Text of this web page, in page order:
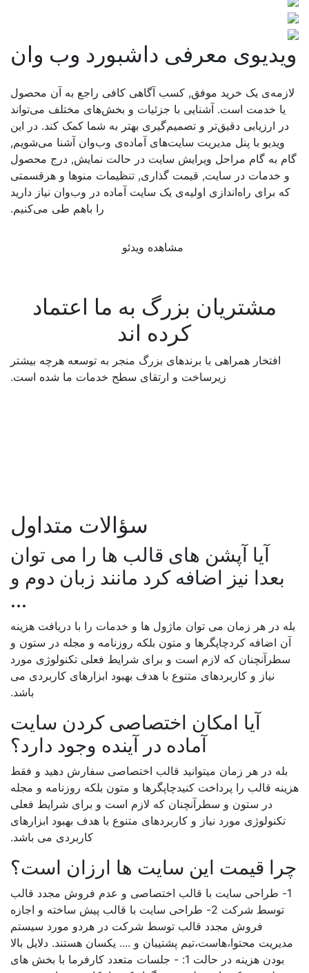
ویدیوی معرفی داشبورد وب وان
لازمه‌ی یک خرید موفق, کسب آگاهی کافی راجع به آن محصول
یا خدمت است. آشنایی با جزئیات و بخش‌های مختلف می‌تواند
در ارزیابی دقیق‌تر و تصمیم‌گیری بهتر به شما کمک کند. در این
ویدیو با پنل مدیریت سایت‌های آماده‌ی وب‌وان آشنا می‌شویم,
گام به گام مراحل ویرایش سایت در حالت نمایش, درج محصول
و خدمات در سایت, قیمت گذاری, تنظیمات منوها و هرقسمتی
که برای راه‌اندازی اولیه‌ی یک سایت آماده در وب‌وان نیاز دارید
را باهم طی می‌کنیم.
مشاهده ویدئو
مشتریان بزرگ به ما اعتماد
کرده اند
افتخار همراهی با برندهای بزرگ منجر به توسعه هرچه بیشتر
زیرساخت و ارتقای سطح خدمات ما شده است.
سؤالات متداول
آیا آپشن های قالب ها را می توان
بعدا نیز اضافه کرد مانند زبان دوم و
...
بله در هر زمان می توان ماژول ها و خدمات را با دریافت هزینه
آن اضافه کردچاپگرها و متون بلکه روزنامه و مجله در ستون و
سطرآنچنان که لازم است و برای شرایط فعلی تکنولوژی مورد
نیاز و کاربردهای متنوع با هدف بهبود ابزارهای کاربردی می
باشد.
آیا امکان اختصاصی کردن سایت
آماده در آینده وجود دارد؟
بله در هر زمان میتوانید قالب اختصاصی سفارش دهید و فقط
هزینه قالب را پرداخت کنیدچاپگرها و متون بلکه روزنامه و مجله
در ستون و سطرآنچنان که لازم است و برای شرایط فعلی
تکنولوژی مورد نیاز و کاربردهای متنوع با هدف بهبود ابزارهای
کاربردی می باشد.
چرا قیمت این سایت ها ارزان است؟
1- طراحی سایت با قالب اختصاصی و عدم فروش مجدد قالب
توسط شرکت 2- طراحی سایت با قالب پیش ساخته و اجازه
فروش مجدد قالب توسط شرکت در هردو مورد سیستم
مدیریت محتوا،هاست،تیم پشتیبان و .... یکسان هستند. دلایل بالا
بودن هزینه در حالت 1: - جلسات متعدد کارفرما با بخش های